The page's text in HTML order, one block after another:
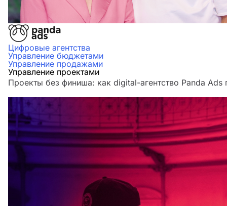
Цифровые агентства
Управление бюджетами
Управление продажами
Управление проектами
Проекты без финиша: как digital-агентство Panda Ads